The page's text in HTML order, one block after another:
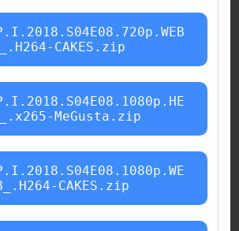
_.H264-CAKES.zip
MeGusta.zip
CAKES.zip